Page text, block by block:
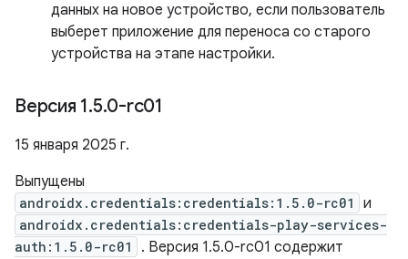
данных на новое устройство, если пользователь
выберет приложение для переноса со старого
устройства на этапе настройки.
Версия 1.5.0-rc01
15 января 2025 г.
Выпущены
androidx.credentials:credentials:1.5.0-rc01 и
androidx.credentials:credentials-play-services-
auth:1.5.0-rc01
. Версия 1.5.0-rc01 содержит